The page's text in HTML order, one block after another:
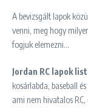
A bevizsgált lapok
venni, meg hogy
fogjuk elemezni…
Jordan RC lapok
kosárlabda, baseball
ami nem hivatalos